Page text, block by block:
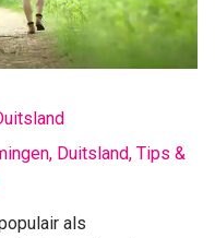
, Duitsland, Tips &
als